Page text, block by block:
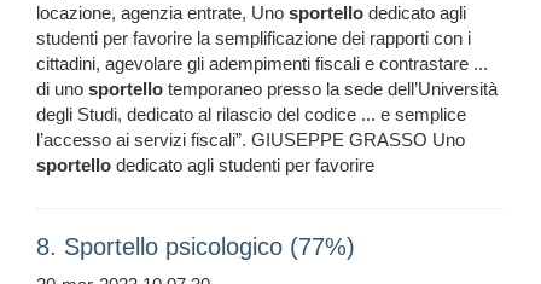
locazione, agenzia entrate, Uno sportello dedicato agli
studenti per favorire la semplificazione dei rapporti con i
cittadini, agevolare gli adempimenti fiscali e contrastare ...
di uno sportello temporaneo presso la sede dell’Università
degli Studi, dedicato al rilascio del codice ... e semplice
l’accesso ai servizi fiscali”. GIUSEPPE GRASSO Uno
sportello dedicato agli studenti per favorire
8. Sportello psicologico (77%)